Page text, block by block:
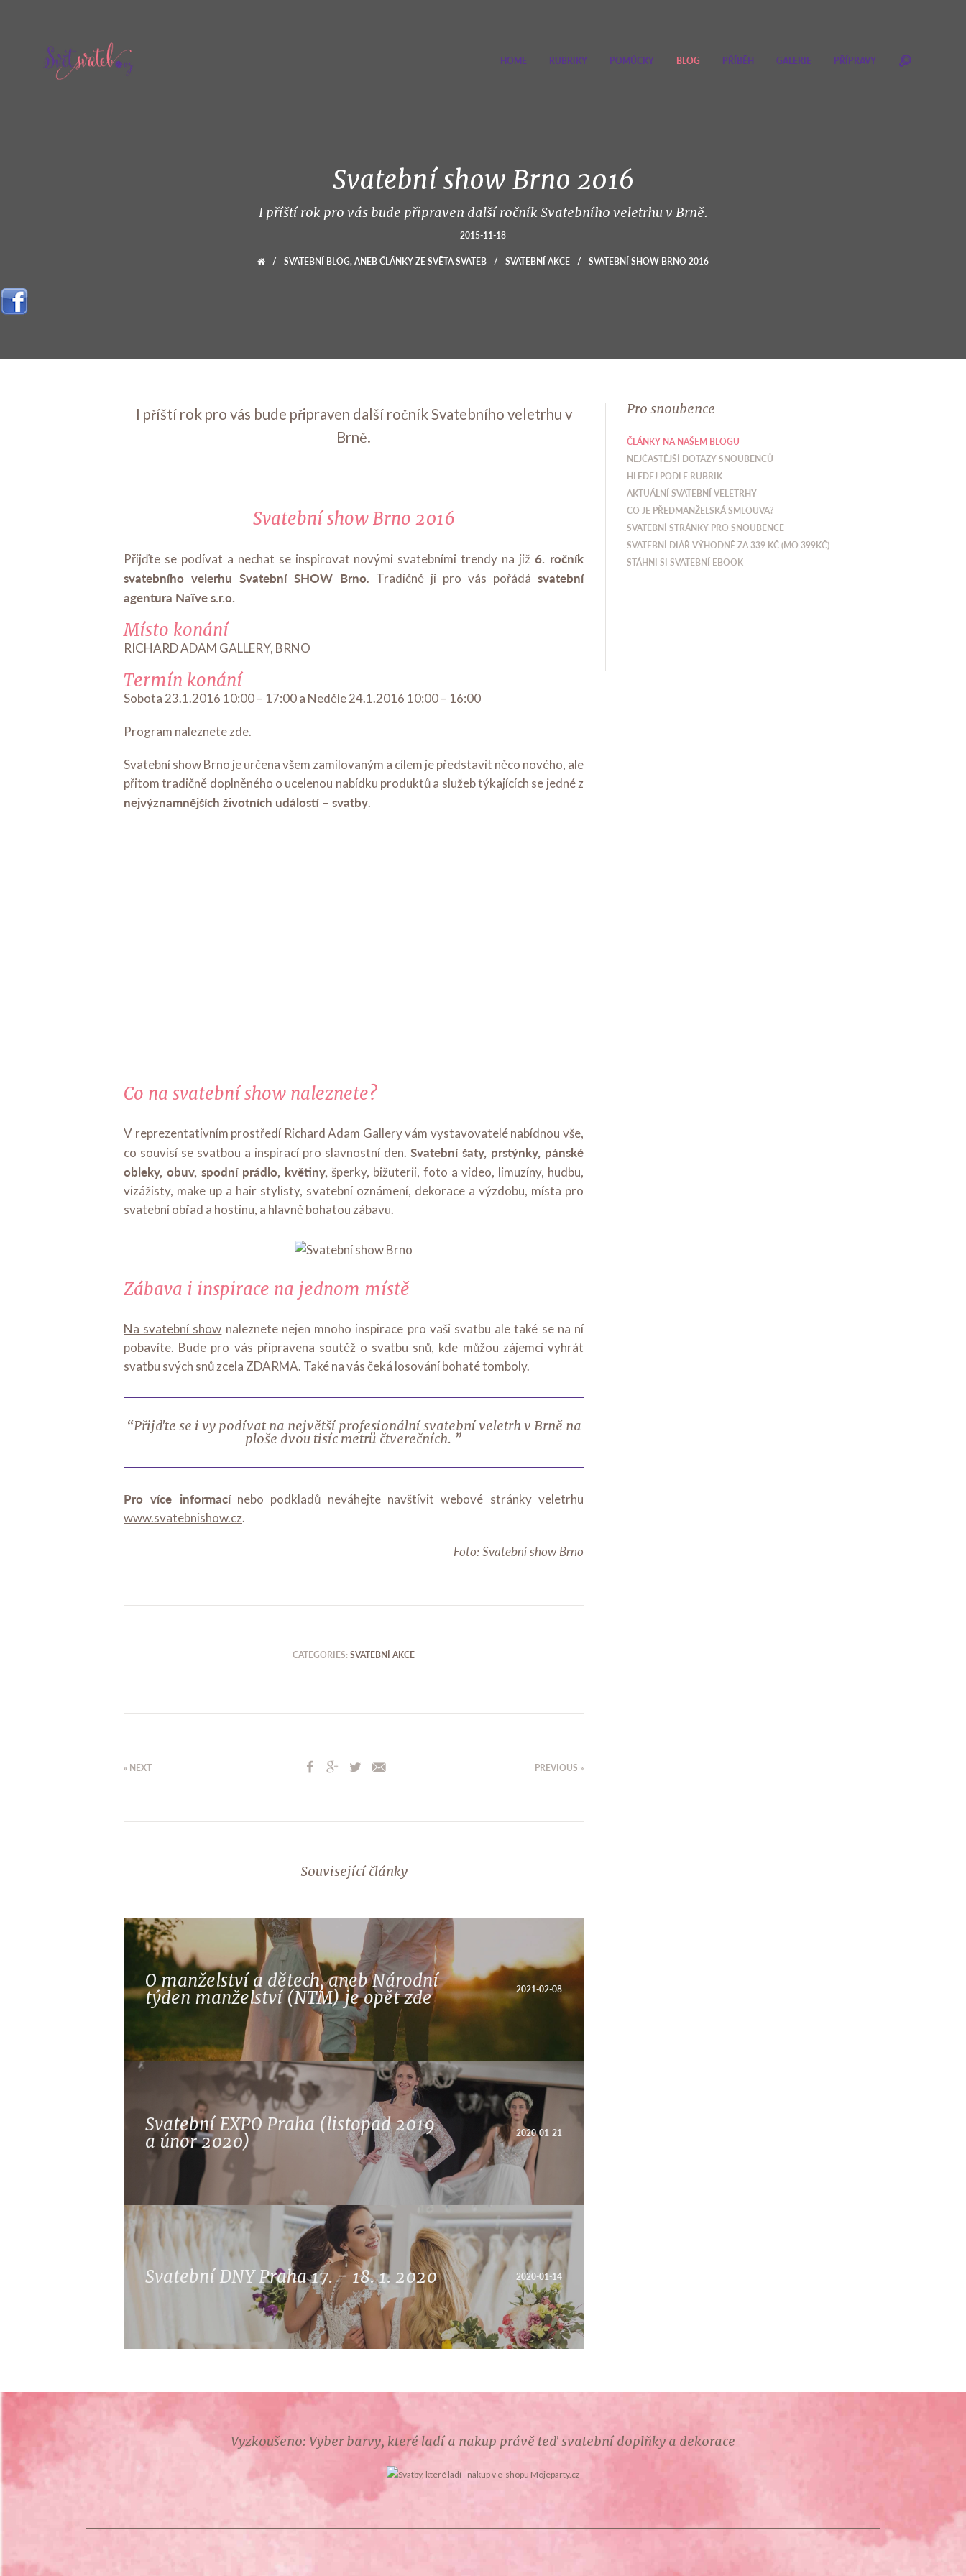
HOME RUBRIKY POMŮCKY BLOG PŘÍBĚH GALERIE PŘÍPRAVY
Svatební show Brno 2016
I příští rok pro vás bude připraven další ročník Svatebního veletrhu v Brně.
2015-11-18
/ SVATEBNÍ BLOG, ANEB ČLÁNKY ZE SVĚTA SVATEB / SVATEBNÍ AKCE / SVATEBNÍ SHOW BRNO 2016
I příští rok pro vás bude připraven další ročník Svatebního veletrhu v
Brně.
Svatební show Brno 2016
Přijďte se podívat a nechat se inspirovat novými svatebními trendy na již6. ročník
svatebního velerhu Svatební SHOW Brno. Tradičně ji pro vás pořádá svatební
agentura Naïve s.r.o.
Místo konání
RICHARD ADAM GALLERY, BRNO
Termín konání
Sobota 23.1.2016 10:00 – 17:00 a Neděle 24.1.2016 10:00 – 16:00
Program naleznetezde.
Svatební show Brno je určena všem zamilovaným a cílem je představit něco nového, ale
přitom tradičně doplněného o ucelenou nabídku produktů a služeb týkajících se jedné z
nejvýznamnějších životních událostí – svatby.
Co na svatební show naleznete?
V reprezentativním prostředí Richard Adam Gallery vám vystavovatelé nabídnou vše,
co souvisí se svatbou a inspirací pro slavnostní den. Svatební šaty, prstýnky, pánské
obleky, obuv, spodní prádlo, květiny, šperky, bižuterii, foto a video, limuzíny, hudbu,
vizážisty, make up a hair stylisty, svatební oznámení, dekorace a výzdobu, místa pro
svatební obřad a hostinu, a hlavně bohatou zábavu.
Zábava i inspirace na jednom místě
Na svatební show naleznete nejen mnoho inspirace pro vaši svatbu ale také se na ní
pobavíte. Bude pro vás připravena soutěž o svatbu snů, kde můžou zájemci vyhrát
svatbu svých snů zcela ZDARMA. Také na vás čeká losování bohaté tomboly.
“Přijďte se i vy podívat na největší profesionální svatební veletrh v Brně na
ploše dvou tisíc metrů čtverečních. ”
Pro více informacínebo podkladů neváhejte navštívit webové stránky veletrhu
www.svatebnishow.cz.
Foto: Svatební show Brno
CATEGORIES:SVATEBNÍ AKCE
« NEXT PREVIOUS »
Související články
O manželství a dětech, aneb Národní
týden manželství (NTM) je opět zde 2021-02-08
Svatební EXPO Praha (listopad 2019
a únor 2020) 2020-01-21
Svatební DNY Praha 17. - 18. 1. 2020 2020-01-14
Pro snoubence
ČLÁNKY NA NAŠEM BLOGU
NEJČASTĚJŠÍ DOTAZY SNOUBENCŮ
HLEDEJ PODLE RUBRIK
AKTUÁLNÍ SVATEBNÍ VELETRHY
CO JE PŘEDMANŽELSKÁ SMLOUVA?
SVATEBNÍ STRÁNKY PRO SNOUBENCE
SVATEBNÍ DIÁŘ VÝHODNĚ ZA 339 KČ (MO 399KČ)
STÁHNI SI SVATEBNÍ EBOOK
Vyzkoušeno: Vyber barvy, které ladí a nakup právě teď svatební doplňky a dekorace